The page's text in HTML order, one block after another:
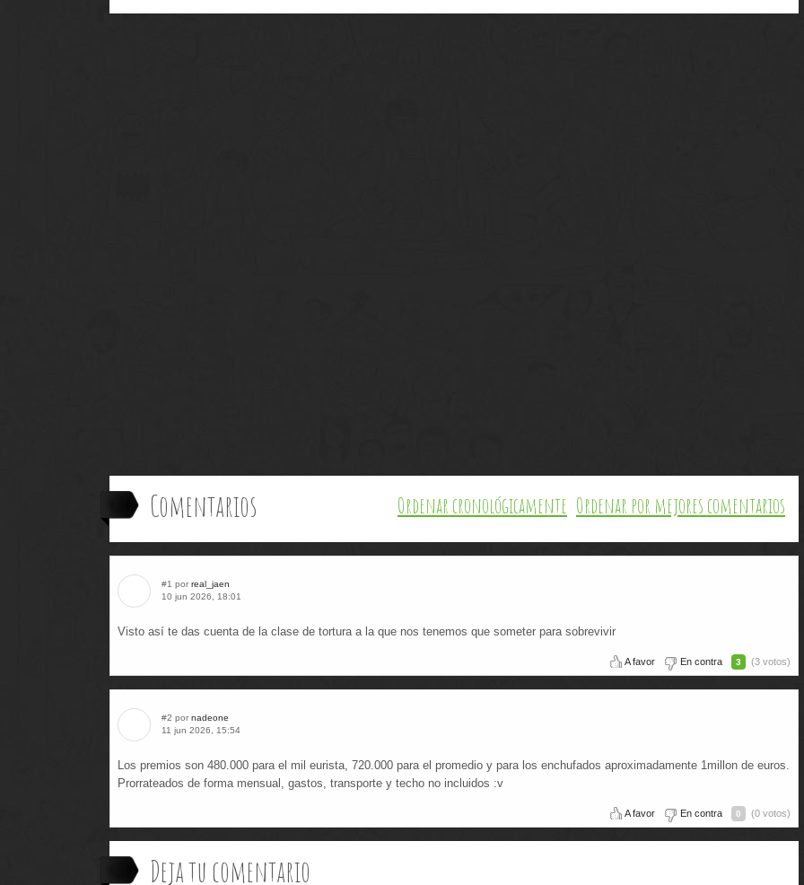
Comentarios Ordenar por mejores comentarios
Ordenar cronológicamente
#1 por real_jaen
10 jun 2026, 18:01
Visto así te das cuenta de la clase de tortura a la que nos tenemos que someter para sobrevivir
A favor En contra 3 (3 votos)
#2 por nadeone
11 jun 2026, 15:54
Los premios son 480.000 para el mil eurista, 720.000 para el promedio y para los enchufados aproximadamente 1millon de euros.
Prorrateados de forma mensual, gastos, transporte y techo no incluidos :v
A favor En contra 0 (0 votos)
Deja tu comentario